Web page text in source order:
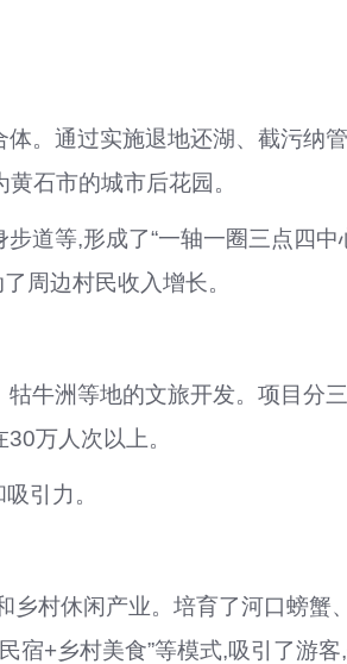
。通过实施退地还湖、截污纳
石市的城市后花园。
道等,形成了“一轴一圈三点四
周边村民收入增长。
牛洲等地的文旅开发。项目分
30万人次以上。
引力。
村休闲产业。培育了河口螃蟹
宿+乡村美食”等模式,吸引了游客